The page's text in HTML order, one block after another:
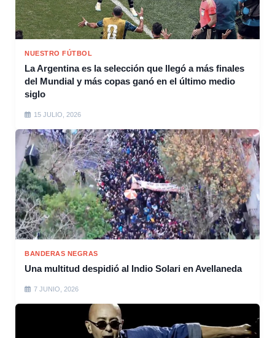
NUESTRO FÚTBOL
La Argentina es la selección que llegó a más finales
del Mundial y más copas ganó en el último medio
siglo
15 JULIO, 2026
BANDERAS NEGRAS
Una multitud despidió al Indio Solari en Avellaneda
7 JUNIO, 2026